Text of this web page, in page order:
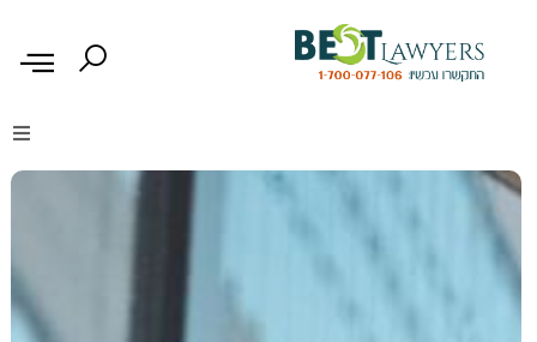
דיני נזיקין
דיני משפחה